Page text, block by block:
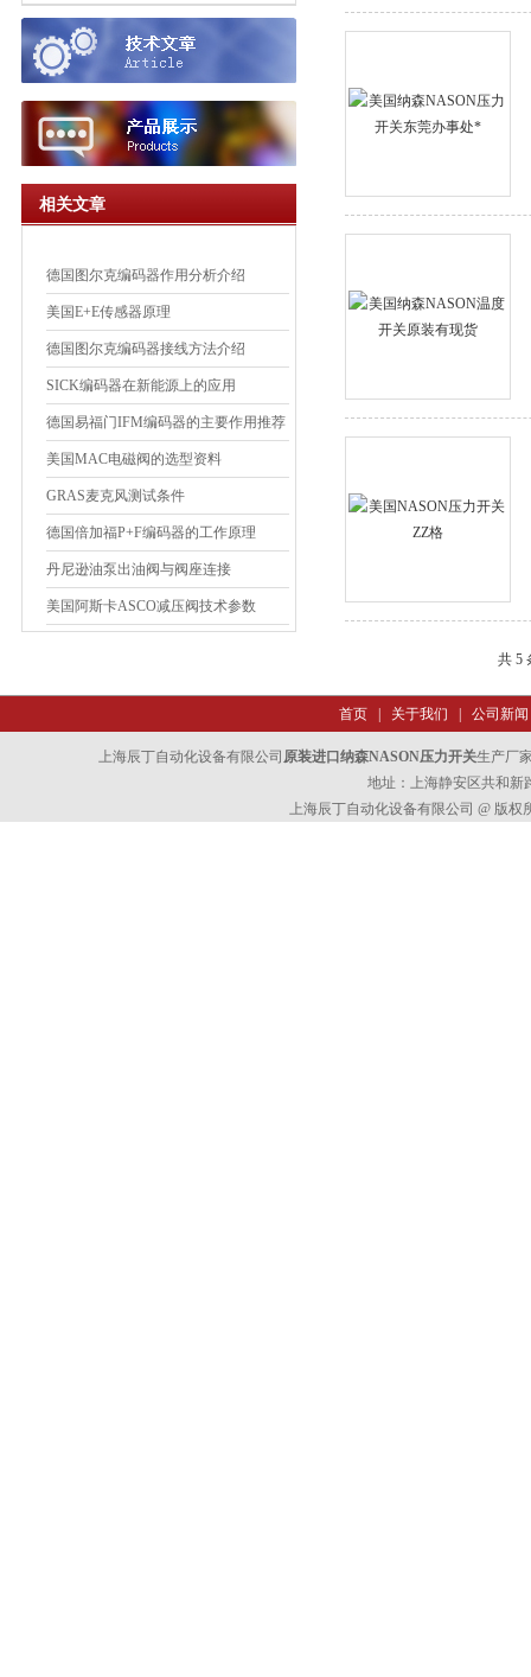
相关文章
德国图尔克编码器作用分析介绍
美国E+E传感器原理
德国图尔克编码器接线方法介绍
SICK编码器在新能源上的应用
德国易福门IFM编码器的主要作用推荐
美国MAC电磁阀的选型资料
GRAS麦克风测试条件
德国倍加福P+F编码器的工作原理
丹尼逊油泵出油阀与阀座连接
美国阿斯卡ASCO减压阀技术参数
共 5
首页| 关于我们 公司新闻
上海辰丁自动化设备有限公司 原装进口纳森NASON压力开关生产厂
地址：上海静安区共和新
上海辰丁自动化设备有限公司 @ 版权